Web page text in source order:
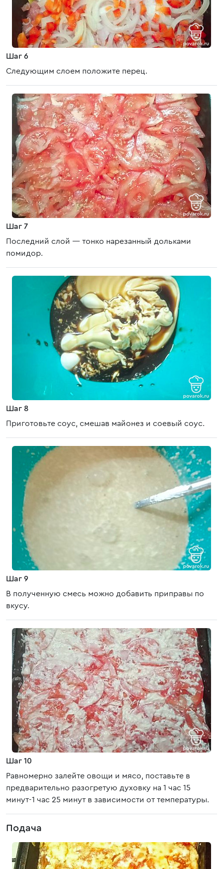
Шаг 6
Следующим слоем положите перец.
Шаг 7
Последний слой — тонко нарезанный дольками
помидор.
Шаг 8
Приготовьте соус, смешав майонез и соевый соус.
Шаг 9
В полученную смесь можно добавить приправы по
вкусу.
Шаг 10
Равномерно залейте овощи и мясо, поставьте в
предварительно разогретую духовку на 1 час 15
минут-1 час 25 минут в зависимости от температуры.
Подача